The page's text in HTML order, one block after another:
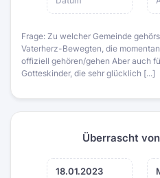
Frage: Zu welcher Gemeinde
Vaterherz-Bewegten, die
offiziell gehören/gehen Aber auch
Gotteskinder, die sehr glücklich [...]
Überrascht
18.01.2023